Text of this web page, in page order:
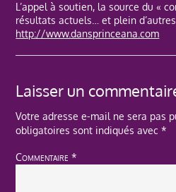
L’appel à soutien, la source du «
résultats actuels… et plein
http://www.dansprinceana.com
Laisser un
Votre adresse e-mail ne sera pas
obligatoires sont indiqués avec*
Commentaire*